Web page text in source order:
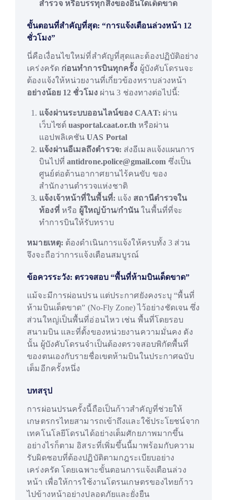
สำรวจ หรือบรรทุกสิ่งของอื่นใดเด็ดขาด
ขั้นตอนที่สำคัญที่สุด: “การแจ้งเตือนล่วงหน้า 12
ชั่วโมง”
นี่คือเงื่อนไขใหม่ที่สำคัญที่สุดและต้องปฏิบัติอย่าง
เคร่งครัด ก่อนทำการบินทุกครั้ง ผู้บังคับโดรนจะ
ต้องแจ้งให้หน่วยงานที่เกี่ยวข้องทราบล่วงหน้า
อย่างน้อย 12 ชั่วโมงผ่าน 3 ช่องทางต่อไปนี้:
แจ้งผ่านระบบออนไลน์ของ CAAT: ผ่าน
เว็บไซต์ uasportal.caat.or.th หรือผ่าน
แอปพลิเคชันUAS Portal
แจ้งผ่านอีเมลถึงตำรวจ: ส่งอีเมลแจ้งแผนการ
บินไปที่ antidrone.police@gmail.com ซึ่งเป็น
ศูนย์ต่อต้านอากาศยานไร้คนขับ ของ
สำนักงานตำรวจแห่งชาติ
แจ้งเจ้าหน้าที่ในพื้นที่: แจ้ง สถานีตำรวจใน
ท้องที่หรือ ผู้ใหญ่บ้าน/กำนัน ในพื้นที่ที่จะ
ทำการบินให้รับทราบ
หมายเหตุ: ต้องดำเนินการแจ้งให้ครบทั้ง 3 ส่วน
จึงจะถือว่าการแจ้งเตือนสมบูรณ์
ข้อควรระวัง: ตรวจสอบ “พื้นที่ห้ามบินเด็ดขาด”
แม้จะมีการผ่อนปรน แต่ประกาศยังคงระบุ “พื้นที่
ห้ามบินเด็ดขาด” (No-Fly Zone) ไว้อย่างชัดเจน ซึ่ง
ส่วนใหญ่เป็นพื้นที่อ่อนไหว เช่น พื้นที่โดยรอบ
สนามบิน และที่ตั้งของหน่วยงานความมั่นคง ดัง
นั้น ผู้บังคับโดรนจำเป็นต้องตรวจสอบพิกัดพื้นที่
ของตนเองกับรายชื่อเขตห้ามบินในประกาศฉบับ
เต็มอีกครั้งหนึ่ง
บทสรุป
การผ่อนปรนครั้งนี้ถือเป็นก้าวสำคัญที่ช่วยให้
เกษตรกรไทยสามารถเข้าถึงและใช้ประโยชน์จาก
เทคโนโลยีโดรนได้อย่างเต็มศักยภาพมากขึ้น
อย่างไรก็ตาม อิสระที่เพิ่มขึ้นนี้มาพร้อมกับความ
รับผิดชอบที่ต้องปฏิบัติตามกฎระเบียบอย่าง
เคร่งครัด โดยเฉพาะขั้นตอนการแจ้งเตือนล่วง
หน้า เพื่อให้การใช้งานโดรนเกษตรของไทยก้าว
ไปข้างหน้าอย่างปลอดภัยและยั่งยืน